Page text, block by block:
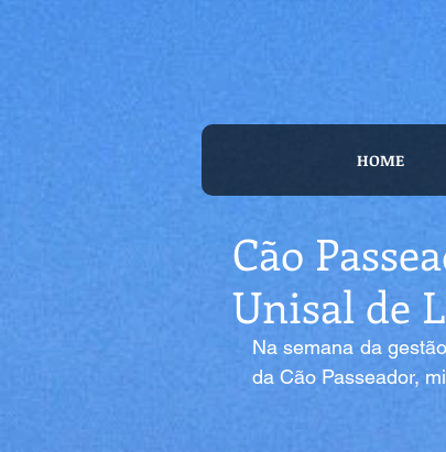
Cão
Unisal de
Na semana da
da Cão Passeador,
HOME